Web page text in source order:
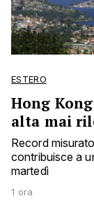
ESTERO
Hong
alta mai
Record
contribuisce a
martedì
1 ora